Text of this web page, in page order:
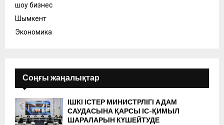
шоу бизнес
Шымкент
Экономика
Соңғы жаңалықтар
ІШКІ ІСТЕР МИНИСТРЛІГІ АДАМ
САУДАСЫНА ҚАРСЫ ІС-ҚИМЫЛ
ШАРАЛАРЫН КҮШЕЙТУДЕ